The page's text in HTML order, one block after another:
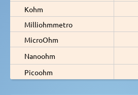
Kohm
Milliohmmetro
MicroOhm
Nanoohm
Picoohm